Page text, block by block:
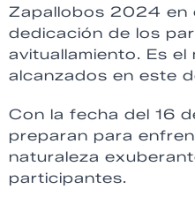
Zapallobos 2024 en
dedicación de los
avituallamiento. Es
alcanzados en este
Con la fecha del 16
preparan para
naturaleza
participantes.